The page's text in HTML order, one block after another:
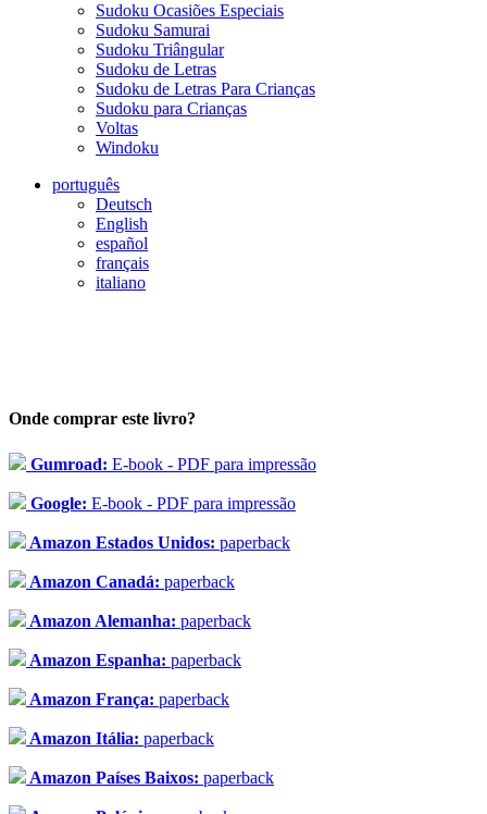
Sudoku Ocasiões Especiais
Sudoku Samurai
Sudoku Triângular
Sudoku de Letras
Sudoku de Letras Para Crianças
Sudoku para Crianças
Voltas
Windoku
português
Deutsch
English
español
français
italiano
Onde comprar este livro?
Gumroad: E-book - PDF para impressão
Google: E-book - PDF para impressão
Amazon Estados Unidos: paperback
Amazon Canadá: paperback
Amazon Alemanha: paperback
Amazon Espanha: paperback
Amazon França: paperback
Amazon Itália: paperback
Amazon Países Baixos: paperback